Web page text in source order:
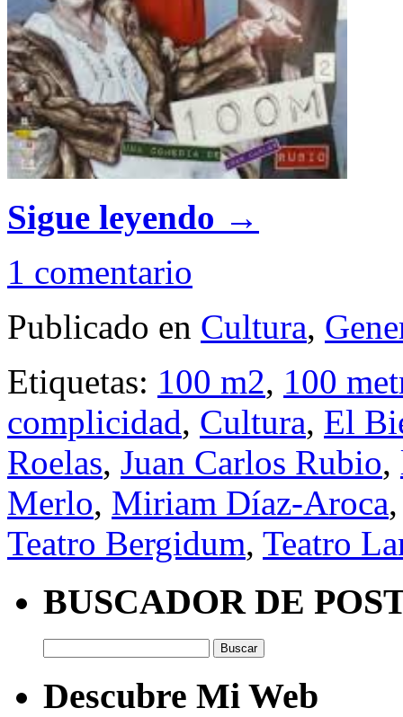
Sigue leyendo →
1 comentario
Publicado en Cultura,
Etiquetas: 100 m2, 100
complicidad, Cultura, El
Roelas, Juan Carlos Rubio,
Merlo, Miriam Díaz-Aroca
Teatro Bergidum, Teatro
BUSCADOR DE
Descubre Mi Web